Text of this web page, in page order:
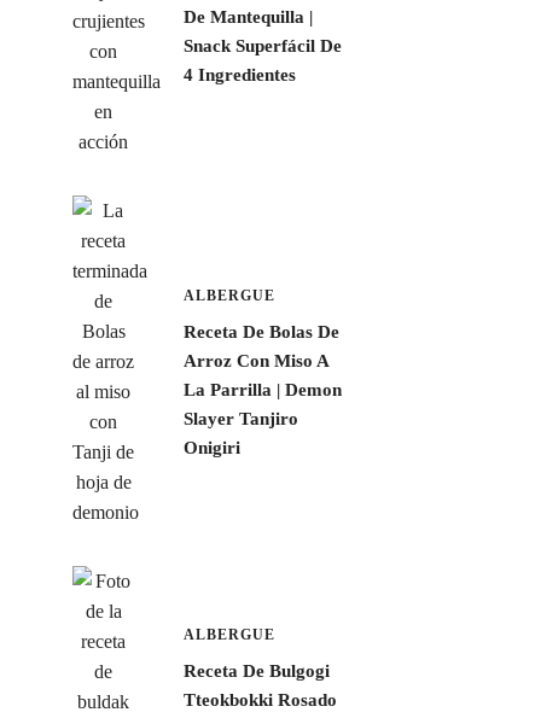
De Mantequilla |
Snack Superfácil De
4 Ingredientes
ALBERGUE
Receta De Bolas De
Arroz Con Miso A
La Parrilla | Demon
Slayer Tanjiro
Onigiri
ALBERGUE
Receta De Bulgogi
Tteokbokki Rosado